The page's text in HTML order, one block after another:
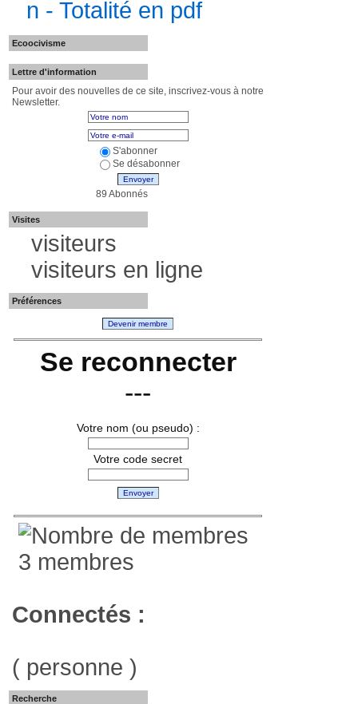
n - Totalité en pdf
Ecoocivisme
Lettre d'information
Pour avoir des nouvelles de ce site, inscrivez-vous à notre
Newsletter.
S'abonner
Se désabonner
Envoyer
89 Abonnés
Visites
visiteurs
visiteurs en ligne
Préférences
Devenir membre
Se reconnecter
---
Votre nom (ou pseudo) :
Votre code secret
Envoyer
3 membres
Connectés :
( personne )
Recherche